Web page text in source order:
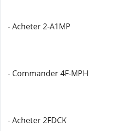
- Acheter 2-A1MP
- Commander 4F-MPH
- Acheter 2FDCK